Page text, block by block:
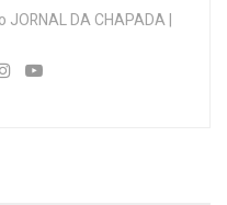
DA CHAPADA |